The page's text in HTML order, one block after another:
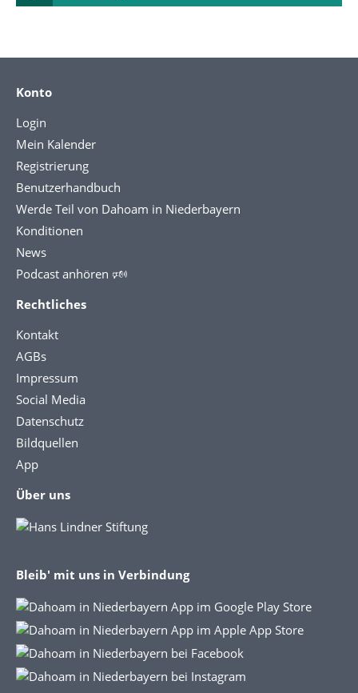
Konto
Login
Mein Kalender
Registrierung
Benutzerhandbuch
Werde Teil von Dahoam in Niederbayern
Konditionen
News
Podcast anhören 🕬
Rechtliches
Kontakt
AGBs
Impressum
Social Media
Datenschutz
Bildquellen
App
Über uns
Bleib' mit uns in Verbindung